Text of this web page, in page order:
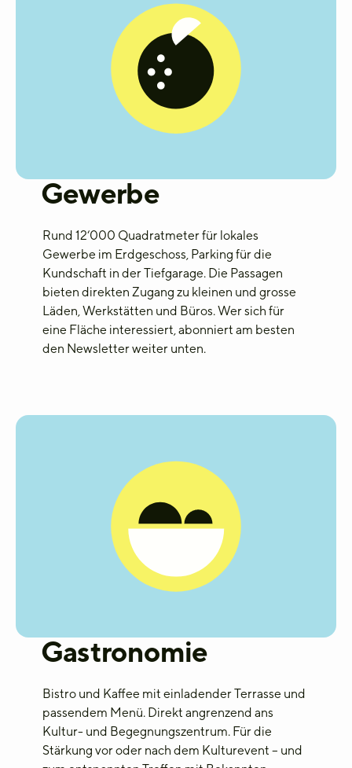
Gewerbe
Rund 12‘000 Quadratmeterfür lokales
Gewerbe im Erdgeschoss, Parking für die
Kundschaft in der Tiefgarage. Die Passagen
bieten direkten Zugang zu kleinen und grosse
Läden, Werkstätten und Büros. Wer sich für
eine Fläche interessiert, abonniert am besten
den Newsletter weiter unten.
Gastronomie
Bistro und Kaffee mit einladender Terrasse und
passendem Menü.Direkt angrenzend ans
Kultur- und Begegnungszentrum. Für die
Stärkung vor oder nach dem Kulturevent – und